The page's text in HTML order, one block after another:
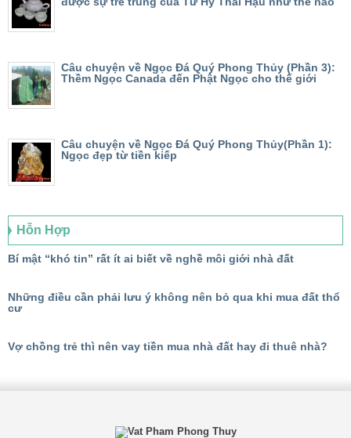
Câu chuyện về Ngọc Đá Quý Phong Thủy (Phần 3):
Thềm Ngọc Canada đến Phật Ngọc cho thế giới
Câu chuyện về Ngọc Đá Quý Phong Thủy(Phần 1):
Ngọc đẹp từ tiền kiếp
Hỗn Hợp
Bí mật “khó tin” rất ít ai biết về nghề môi giới nhà đất
Những điều cần phải lưu ý không nên bỏ qua khi mua đất thổ
cư
Vợ chồng trẻ thì nên vay tiền mua nhà đất hay đi thuê nhà?